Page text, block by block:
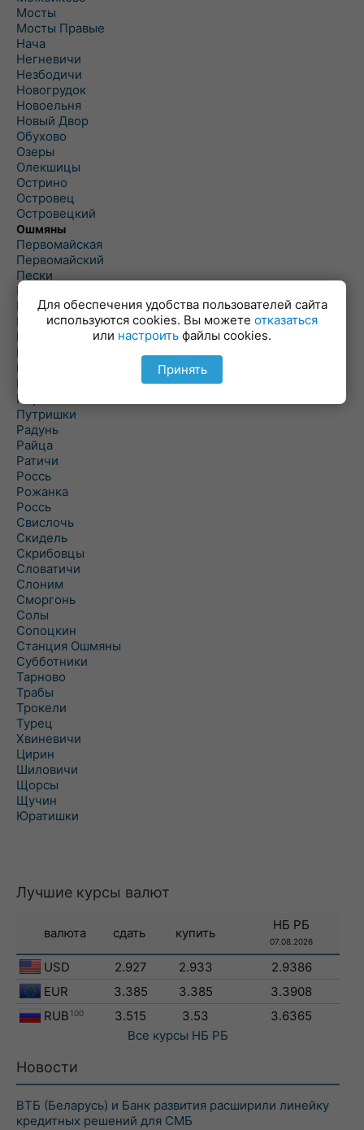
Мосты
Мосты Правые
Нача
Негневичи
Незбодичи
Новогрудок
Новоельня
Новый Двор
Обухово
Озеры
Олекшицы
Острино
Островец
Островецкий
Ошмяны
Первомайская
Первомайский
Пески
Петревичи
Погородно
Пограничный
Подлабенье
Подольцы
Подороск
Поречье
Порозово
Путришки
Радунь
Райца
Ратичи
Роcсь
Рожанка
Россь
Свислочь
Скидель
Скрибовцы
Словатичи
Слоним
Сморгонь
Солы
Сопоцкин
Станция Ошмяны
Субботники
Тарново
Трабы
Трокели
Турец
Хвиневичи
Цирин
Шиловичи
Щорсы
Щучин
Юратишки
Лучшие курсы валют
валюта сдать купить
НБ РБ
07.08.2026
USD 2.927 2.933
2.9386
EUR
3.385 3.385
3.3908
RUB 100 3.515 3.53
3.6365
Все курсы НБ РБ
Новости
ВТБ (Беларусь) и Банк развития расширили линейку
кредитных решений для СМБ
Для обеспечения удобства пользователей сайта
используются cookies. Вы можете отказаться
или настроить файлы cookies.
Принять